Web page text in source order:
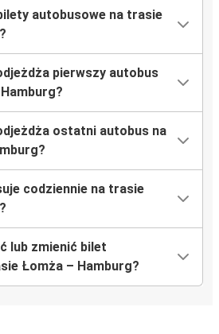
autobusowe na trasie
pierwszy autobus
ostatni autobus na
codziennie na trasie
lub zmienić bilet
Łomża – Hamburg?